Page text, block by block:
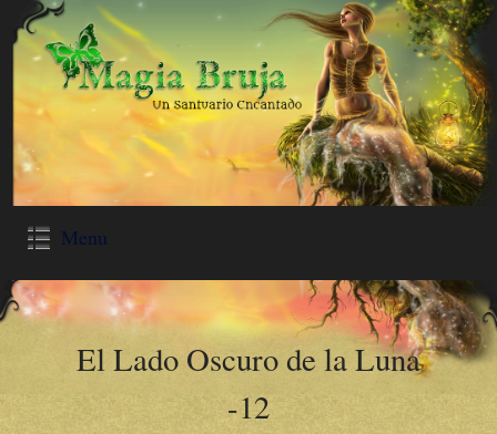
Menu
El Lado Oscuro de la Luna
-12